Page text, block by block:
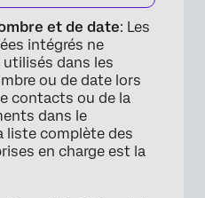
et de date: Les
intégrés ne
dans les
ou de date lors
contacts ou de la
dans le
liste complète des
en charge est la